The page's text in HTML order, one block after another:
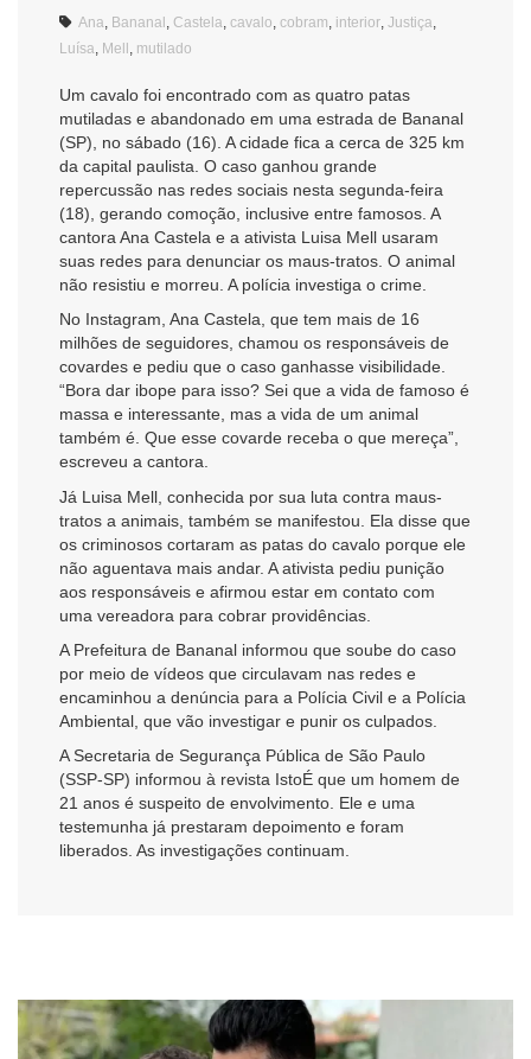
Ana Bananal Castela cavalo cobram interior Justiça
Luísa Mell mutilado
Um cavalo foi encontrado com as quatro patas
mutiladas e abandonado em uma estrada de Bananal
(SP), no sábado (16). A cidade fica a cerca de 325 km
da capital paulista. O caso ganhou grande
repercussão nas redes sociais nesta segunda-feira
(18), gerando comoção, inclusive entre famosos. A
cantora Ana Castela e a ativista Luisa Mell usaram
suas redes para denunciar os maus-tratos. O animal
não resistiu e morreu. A polícia investiga o crime.
No Instagram, Ana Castela, que tem mais de 16
milhões de seguidores, chamou os responsáveis de
covardes e pediu que o caso ganhasse visibilidade.
“Bora dar ibope para isso? Sei que a vida de famoso é
massa e interessante, mas a vida de um animal
também é. Que esse covarde receba o que mereça”,
escreveu a cantora.
Já Luisa Mell, conhecida por sua luta contra maus-
tratos a animais, também se manifestou. Ela disse que
os criminosos cortaram as patas do cavalo porque ele
não aguentava mais andar. A ativista pediu punição
aos responsáveis e afirmou estar em contato com
uma vereadora para cobrar providências.
A Prefeitura de Bananal informou que soube do caso
por meio de vídeos que circulavam nas redes e
encaminhou a denúncia para a Polícia Civil e a Polícia
Ambiental, que vão investigar e punir os culpados.
A Secretaria de Segurança Pública de São Paulo
(SSP-SP) informou à revista IstoÉ que um homem de
21 anos é suspeito de envolvimento. Ele e uma
testemunha já prestaram depoimento e foram
liberados. As investigações continuam.